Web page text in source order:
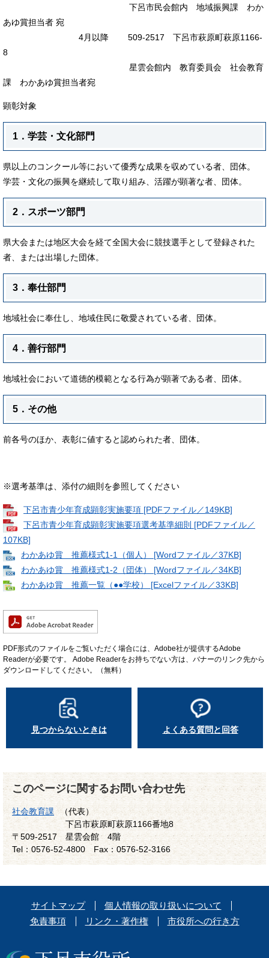
下呂市民会館内 地域振興課 わか
あゆ賞担当者 宛
4月以降 509-2517 下呂市萩原町萩原1166-
8
星雲会館内 教育委員会 社会教育
課 わかあゆ賞担当者宛
顕彰対象
1．学芸・文化部門
県以上のコンクール等において優秀な成果を収めている者、団体。
学芸・文化の振興を継続して取り組み、活躍が顕著な者、団体。
2．スポーツ部門
県大会または地区大会を経て全国大会に競技選手として登録された
者、または出場した団体。
3．奉仕部門
地域社会に奉仕し、地域住民に敬愛されている者、団体。
4．善行部門
地域社会において道徳的模範となる行為が顕著である者、団体。
5．その他
前各号のほか、表彰に値すると認められた者、団体。
※選考基準は、添付の細則を参照してください
下呂市青少年育成顕彰実施要項 [PDFファイル／149KB]
下呂市青少年育成顕彰実施要項選考基準細則 [PDFファイル／
107KB]
わかあゆ賞 推薦様式1-1（個人） [Wordファイル／37KB]
わかあゆ賞 推薦様式1-2（団体） [Wordファイル／34KB]
わかあゆ賞 推薦一覧（●●学校） [Excelファイル／33KB]
PDF形式のファイルをご覧いただく場合には、Adobe社が提供するAdobe
Readerが必要です。
Adobe Readerをお持ちでない方は、バナーのリンク先から
ダウンロードしてください。（無料）
見つからないときは よくある質問と回答
このページに関するお問い合わせ先
社会教育課 （代表）
〒509-2517
下呂市萩原町萩原1166番地8
星雲会館 4階
Tel：0576-52-4800
Fax：0576-52-3166
サイトマップ
個人情報の取り扱いについて
免責事項
リンク・著作権 市役所への行き方